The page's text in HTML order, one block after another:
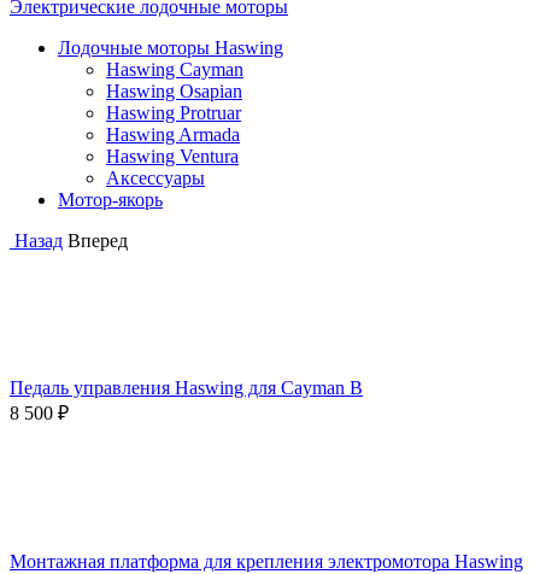
Электрические лодочные моторы
Лодочные моторы Haswing
Haswing Cayman
Haswing Osapian
Haswing Protruar
Haswing Armada
Haswing Ventura
Аксессуары
Мотор-якорь
Назад Вперед
Педаль управления Haswing для Cayman B
8 500 ₽
Монтажная платформа для крепления электромотора Haswing